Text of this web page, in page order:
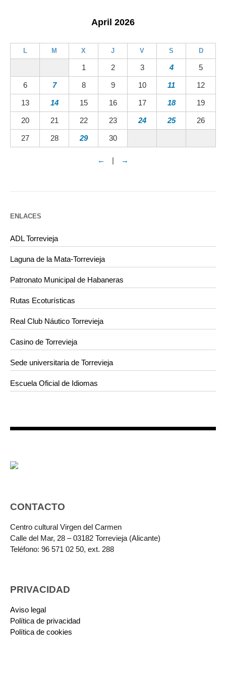
April 2026
L M X J V S D
1 2 3 4 5
6 7 8 9 10 11 12
13 14 15 16 17 18 19
20 21 22 23 24 25 26
27 28 29 30
← | →
ENLACES
ADL Torrevieja
Laguna de la Mata-Torrevieja
Patronato Municipal de Habaneras
Rutas Ecoturísticas
Real Club Náutico Torrevieja
Casino de Torrevieja
Sede universitaria de Torrevieja
Escuela Oficial de Idiomas
CONTACTO
Centro cultural Virgen del Carmen
Calle del Mar, 28 – 03182 Torrevieja (Alicante)
Teléfono: 96 571 02 50, ext. 288
PRIVACIDAD
Aviso legal
Política de privacidad
Política de cookies